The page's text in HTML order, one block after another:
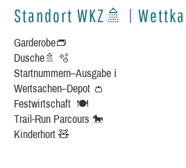
Standort WKZ🚿 |
Garderobe👝
Dusche🚿 🫧
Startnummern–Ausgabe ℹ️
Wertsachen–Depot 👛
Festwirtschaft 🍽️
Trail-Run Parcours 🐎
Kinderhort 🧸